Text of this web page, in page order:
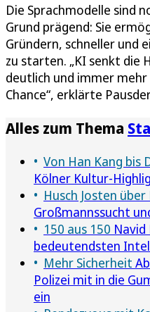
Die Sprachmodelle sind
Grund prägend: Sie
Gründern, schneller und
zu starten. „KI senkt die
deutlich und immer
Chance“, erklärte
Alles zum Thema
Von Han Kang bis
Kölner Kultur-
Husch Josten über
Großmannssucht
150 aus 150
bedeutendsten
Mehr Sicherheit
Polizei mit in die
ein